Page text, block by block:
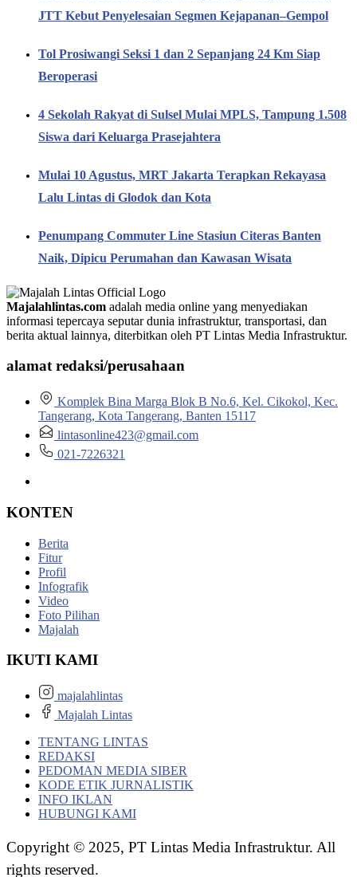
JTT Kebut Penyelesaian Segmen Kejapanan–Gempol
Tol Prosiwangi Seksi 1 dan 2 Sepanjang 24 Km Siap
Beroperasi
4 Sekolah Rakyat di Sulsel Mulai MPLS, Tampung 1.508
Siswa dari Keluarga Prasejahtera
Mulai 10 Agustus, MRT Jakarta Terapkan Rekayasa
Lalu Lintas di Glodok dan Kota
Penumpang Commuter Line Stasiun Citeras Banten
Naik, Dipicu Perumahan dan Kawasan Wisata
Majalahlintas.com adalah media online yang menyediakan
informasi tepercaya seputar dunia infrastruktur, transportasi, dan
berita aktual lainnya, diterbitkan oleh PT Lintas Media Infrastruktur.
alamat redaksi/perusahaan
Komplek Bina Marga Blok B No.6, Kel. Cikokol, Kec.
Tangerang, Kota Tangerang, Banten 15117
lintasonline423@gmail.com
021-7226321
KONTEN
Berita
Fitur
Profil
Infografik
Video
Foto Pilihan
Majalah
IKUTI KAMI
majalahlintas
Majalah Lintas
TENTANG LINTAS
REDAKSI
PEDOMAN MEDIA SIBER
KODE ETIK JURNALISTIK
INFO IKLAN
HUBUNGI KAMI
Copyright © 2025, PT Lintas Media Infrastruktur. All
rights reserved.